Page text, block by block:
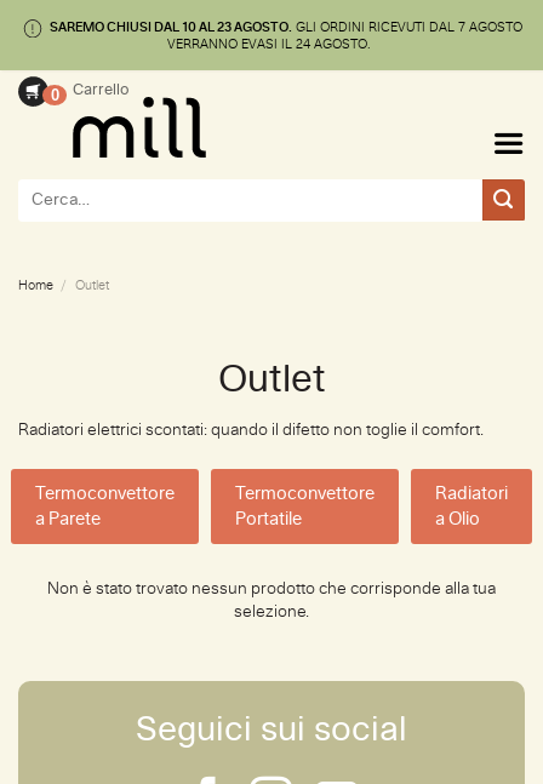
Salta
0 Carrello
Home / Outlet
Outlet
Radiatori elettrici scontati: quando il difetto non toglie il comfort.
Termoconvettore
a Parete
Termoconvettore
Portatile
Radiatori
a Olio
Non è stato trovato nessun prodotto che corrisponde alla tua
selezione.
Seguici sui social
🚚 SPEDIZIONE GRATUITA ENTRO 24/48 ORE
SAREMO CHIUSI DAL 10 AL 23 AGOSTO. GLI ORDINI RICEVUTI DAL 7 AGOSTO
VERRANNO EVASI IL 24 AGOSTO.